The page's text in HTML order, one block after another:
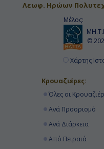
Κρουαζιερες Ρανγκελ -
Κρουαζιερα Κολπος
Κρουαζιερα Αγιος
Κρουαζιερες Κολπος
Λεωφ. Ηρώων
Μέλος:
©
Χάρτης
Κρουαζιέρες:
Όλες οι
Ανά Προορισμό
Ανά Διάρκεια
Από Πειραιά